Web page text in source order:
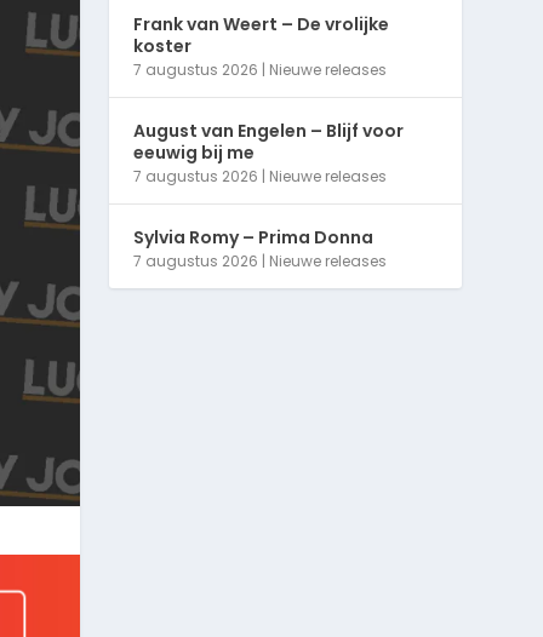
Frank van Weert – De vrolijke
koster
7 augustus 2026 | Nieuwe releases
August van Engelen – Blijf voor
eeuwig bij me
7 augustus 2026 | Nieuwe releases
Sylvia Romy – Prima Donna
7 augustus 2026 | Nieuwe releases